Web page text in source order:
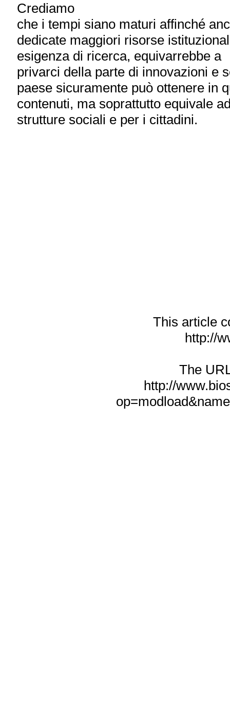
Crediamo
che i tempi siano maturi affinché
dedicate maggiori risorse
esigenza di ricerca, equivarrebbe a
privarci della parte di innovazioni e
paese sicuramente può ottenere in
contenuti, ma soprattutto equivale
strutture sociali e per i cittadini.
This article
http://
The
http://